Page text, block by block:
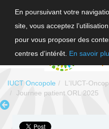
En poursuivant votre
site, vous acceptez
pour vous proposer des
centres d’intérêt. En savoir
IUCT Oncopole L'IUCT-
Journee patient ORL 2025